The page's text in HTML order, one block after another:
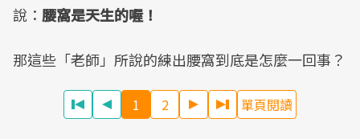
說： 腰窩是天生的喔！
那這些「老師」所說的練出腰窩到底是怎麼一回事？
1 2 單頁閱讀